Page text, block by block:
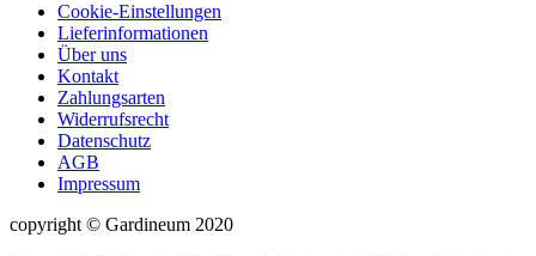
Cookie-Einstellungen
Lieferinformationen
Über uns
Kontakt
Zahlungsarten
Widerrufsrecht
Datenschutz
AGB
Impressum
copyright © Gardineum 2020